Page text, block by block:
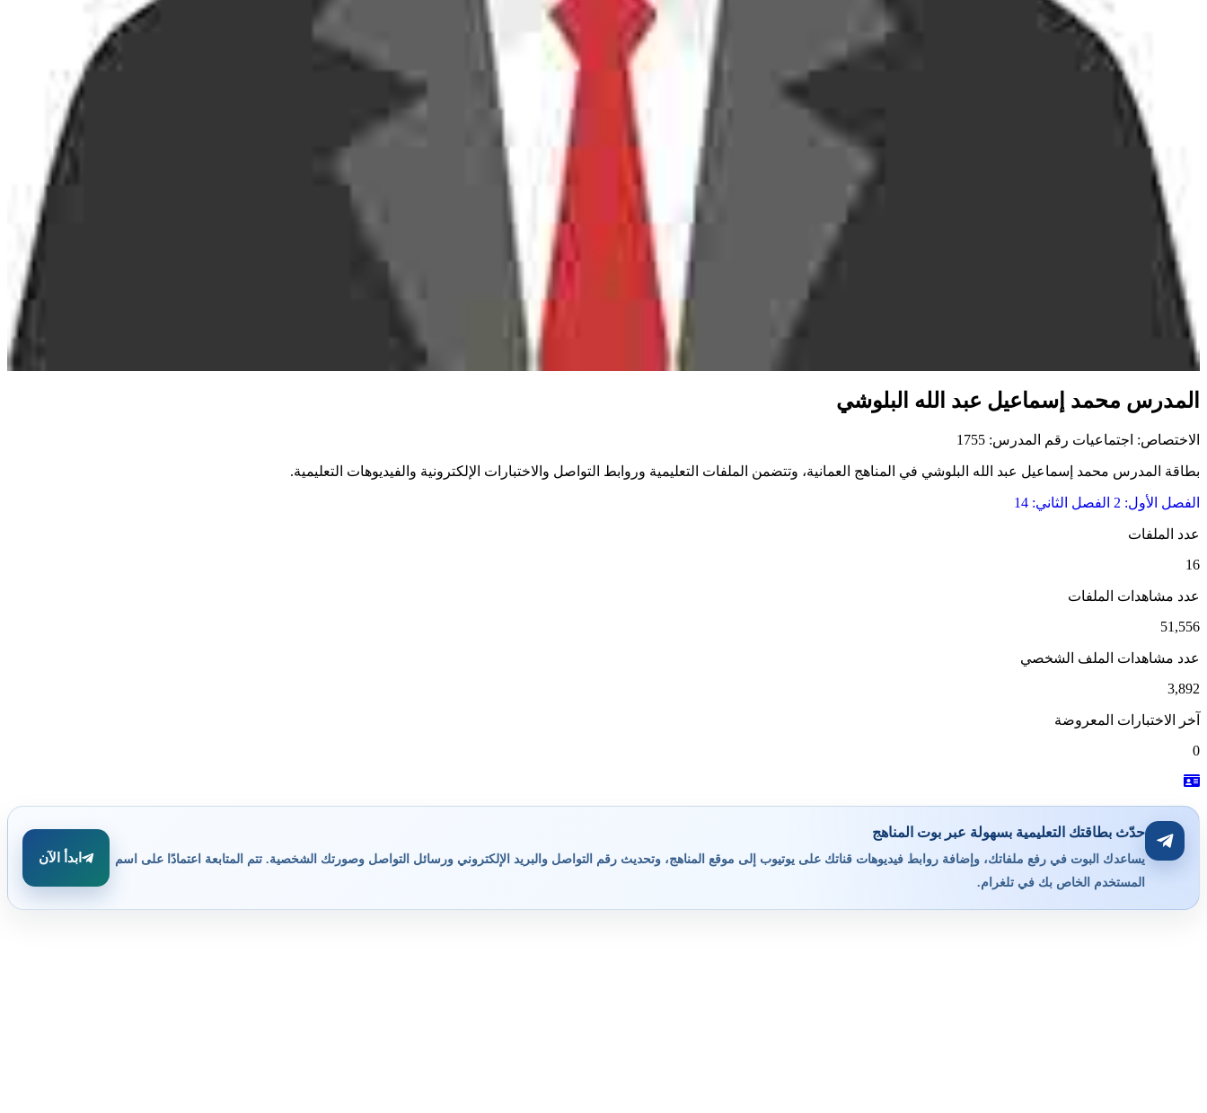
المدرس محمد إسماعيل عبد الله البلوشي
الاختصاص: اجتماعيات رقم المدرس: 1755
بطاقة المدرس محمد إسماعيل عبد الله البلوشي في المناهج العمانية، وتتضمن الملفات التعليمية وروابط التواصل والاختبارات الإلكترونية والفيديوهات التعليمية.
الفصل الأول: 2 الفصل الثاني: 14
عدد الملفات
16
عدد مشاهدات الملفات
51,556
عدد مشاهدات الملف الشخصي
3,892
آخر الاختبارات المعروضة
0
حدّث بطاقتك التعليمية بسهولة عبر بوت المناهج
يساعدك البوت في رفع ملفاتك، وإضافة روابط فيديوهات قناتك على يوتيوب إلى موقع المناهج، وتحديث رقم التواصل والبريد الإلكتروني ورسائل التواصل وصورتك الشخصية. تتم المتابعة اعتمادًا على اسم
المستخدم الخاص بك في تلغرام.
ابدأ الآن